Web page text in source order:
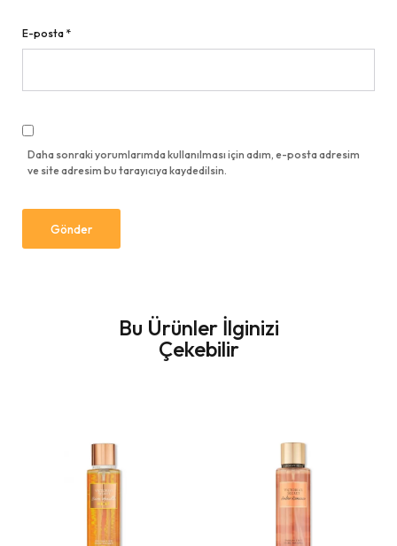
E-posta *
Daha sonraki yorumlarımda kullanılması için adım, e-posta adresim
ve site adresim bu tarayıcıya kaydedilsin.
Bu Ürünler İlginizi
Çekebilir